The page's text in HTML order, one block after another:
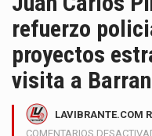
refuerzo
proyectos
visita a
LAVIBRANTE.COM
COMENTARIOS